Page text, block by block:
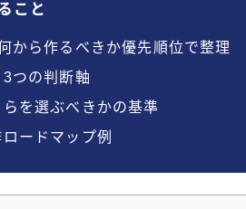
こと
から作るべきか優先順位で整理
つの判断軸
を選ぶべきかの基準
ードマップ例